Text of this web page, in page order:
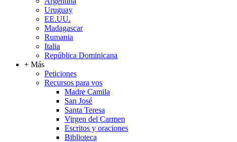
Uruguay
EE.UU.
Madagascar
Rumania
Italia
República Dominicana
+ Más
Peticiones
Recursos para vos
Madre Camila
San José
Santa Teresa
Virgen del Carmen
Escritos y oraciones
Biblioteca